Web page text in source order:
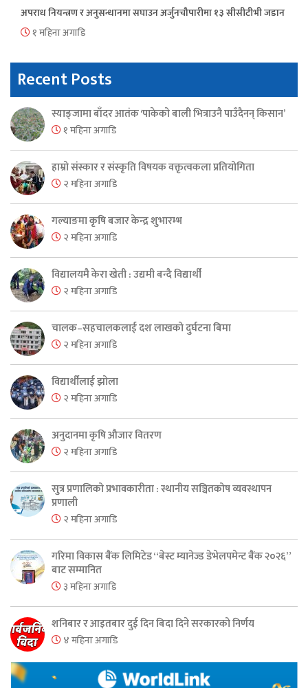
अपराध नियन्त्रण र अनुसन्धानमा सघाउन अर्जुनचौपारीमा १३ सीसीटीभी जडान
१ महिना अगाडि
Recent Posts
स्याङ्जामा बाँदर आतंक ‘पाकेको बाली भित्राउनै पाउँदैनन् किसान’
१ महिना अगाडि
हाम्रो संस्कार र संस्कृति विषयक वक्तृत्वकला प्रतियोगिता
२ महिना अगाडि
गल्याङमा कृषि बजार केन्द्र शुभारम्भ
२ महिना अगाडि
विद्यालयमै केरा खेती : उद्यमी बन्दै विद्यार्थी
२ महिना अगाडि
चालक–सहचालकलाई दश लाखको दुर्घटना बिमा
२ महिना अगाडि
विद्यार्थीलाई झोला
२ महिना अगाडि
अनुदानमा कृषि औजार वितरण
२ महिना अगाडि
सुत्र प्रणालिको प्रभावकारीता : स्थानीय सञ्चितकोष व्यवस्थापन
प्रणाली
२ महिना अगाडि
गरिमा विकास बैंक लिमिटेड “बेस्ट म्यानेज्ड डेभेलपमेन्ट बैंक २०२६”
बाट सम्मानित
३ महिना अगाडि
शनिबार र आइतबार दुई दिन बिदा दिने सरकारको निर्णय
४ महिना अगाडि